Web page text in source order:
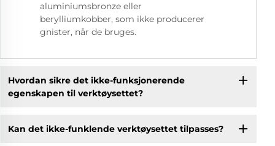
aluminiumsbronze eller
berylliumkobber, som ikke producerer
gnister, når de bruges.
Hvordan sikre det ikke-funksjonerende
egenskapen til verktøysettet?
Kan det ikke-funklende verktøysettet tilpasses?